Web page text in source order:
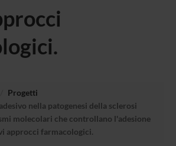
Progetti
nella patogenesi della sclerosi
molecolari che controllano l'adesione
approcci farmacologici.